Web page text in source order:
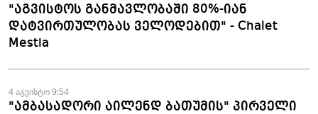
"აგვისტოს განმავლობაში 80%-იან
დატვირთულობას ველოდებით" - Chalet
Mestia
4 აგვისტო 9:54
"ამბასადორი აილენდ ბათუმის" პირველი